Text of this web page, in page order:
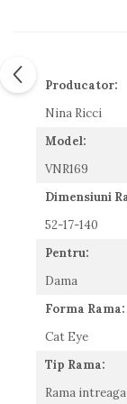
Stepper Titan
Titanflex
TOUS
Versace
Producator:
Nina Ricci
Model:
VNR169
Dimensiuni
52-17-140
Pentru:
Dama
Forma Rama:
Cat Eye
Tip Rama:
Rama intreaga